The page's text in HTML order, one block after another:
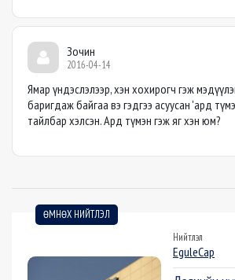
Зочин
2016-04-14
Ямар үндэслэлээр, хэн хохирогч гэж
баригдаж байгаа вэ гэдгээ асуусан 'ард
тайлбар хэлсэн. Ард түмэн гэж яг хэн юм?
ӨМНӨХ НИЙТЛЭЛ
Нийтлэл
EguleCap